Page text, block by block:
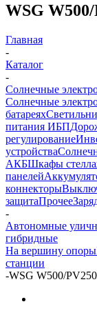
WSG
Главная
-
Каталог
-
Солнечные
Солнечные
батареях
питания ИБП
регулирование
устройства
АКБШкафы
панелей
коннекторы
защитаПрочее
-
Автономные
гибридные
На вершину опоры
станции
-WSG W500/